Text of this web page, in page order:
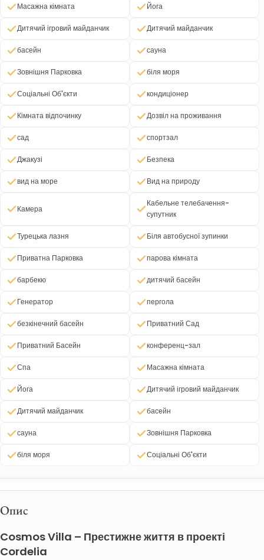
Масажна кімната Йога
Дитячий ігровий майданчик Дитячий майданчик
басейн сауна
Зовнішня Парковка біля моря
Соціальні Об'єкти кондиціонер
Кімната відпочинку Дозвіл на проживання
сад спортзал
Джакузі Безпека
вид на море Вид на природу
Камера
Кабельне телебачення-
супутник
Турецька лазня Біля автобусної зупинки
Приватна Парковка парова кімната
барбекю дитячий басейн
Генератор пергола
безкінечний басейн Приватний Сад
Приватний Басейн конференц-зал
Спа Масажна кімната
Йога Дитячий ігровий майданчик
Дитячий майданчик басейн
сауна Зовнішня Парковка
біля моря Соціальні Об'єкти
Опис
Cosmos Villa – Престижне життя в проекті
Cordelia